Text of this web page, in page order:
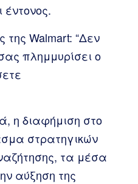
Walmart: “Δεν
πλημμυρίσει ο
η διαφήμιση στο
στρατηγικών
τα μέσα
αύξηση της